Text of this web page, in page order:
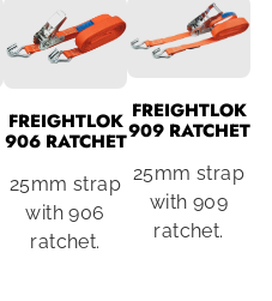
FREIGHTLOK
906 RATCHET
25mm strap
with 906
ratchet.
FREIGHTLOK
909 RATCHET
25mm strap
with 909
ratchet.